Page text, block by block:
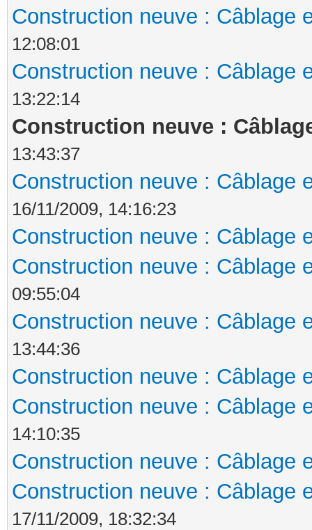
Construction neuve : Câblage
12:08:01
Construction neuve : Câblage
13:22:14
Construction neuve :
13:43:37
Construction neuve : Câblage
16/11/2009, 14:16:23
Construction neuve : Câblage
Construction neuve : Câblage
09:55:04
Construction neuve : Câblage
13:44:36
Construction neuve : Câblage
Construction neuve : Câblage
14:10:35
Construction neuve : Câblage
Construction neuve : Câblage
17/11/2009, 18:32:34